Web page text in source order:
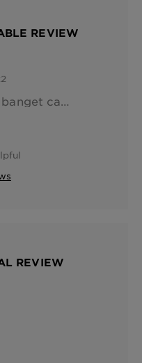
REVIEW
REVIEW